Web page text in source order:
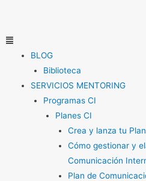
contenido
Menú
BLOG
Biblioteca
SERVICIOS MENTORING
Programas CI
Planes CI
Crea y lanza tu
Cómo gestionar y
Comunicación
Plan de